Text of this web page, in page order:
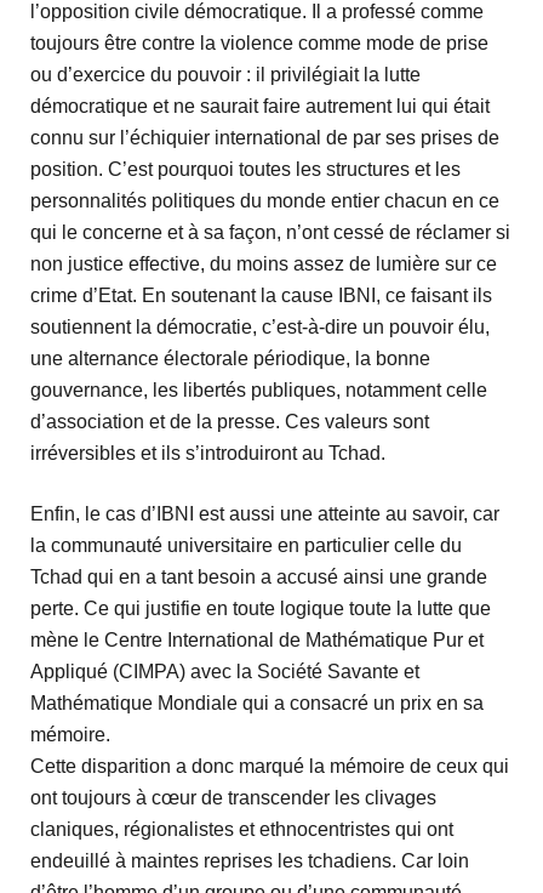
l’opposition civile démocratique. Il a professé comme
toujours être contre la violence comme mode de prise
ou d’exercice du pouvoir : il privilégiait la lutte
démocratique et ne saurait faire autrement lui qui était
connu sur l’échiquier international de par ses prises de
position. C’est pourquoi toutes les structures et les
personnalités politiques du monde entier chacun en ce
qui le concerne et à sa façon, n’ont cessé de réclamer si
non justice effective, du moins assez de lumière sur ce
crime d’Etat. En soutenant la cause IBNI, ce faisant ils
soutiennent la démocratie, c’est-à-dire un pouvoir élu,
une alternance électorale périodique, la bonne
gouvernance, les libertés publiques, notamment celle
d’association et de la presse. Ces valeurs sont
irréversibles et ils s’introduiront au Tchad.
Enfin, le cas d’IBNI est aussi une atteinte au savoir, car
la communauté universitaire en particulier celle du
Tchad qui en a tant besoin a accusé ainsi une grande
perte. Ce qui justifie en toute logique toute la lutte que
mène le Centre International de Mathématique Pur et
Appliqué (CIMPA) avec la Société Savante et
Mathématique Mondiale qui a consacré un prix en sa
mémoire.
Cette disparition a donc marqué la mémoire de ceux qui
ont toujours à cœur de transcender les clivages
claniques, régionalistes et ethnocentristes qui ont
endeuillé à maintes reprises les tchadiens. Car loin